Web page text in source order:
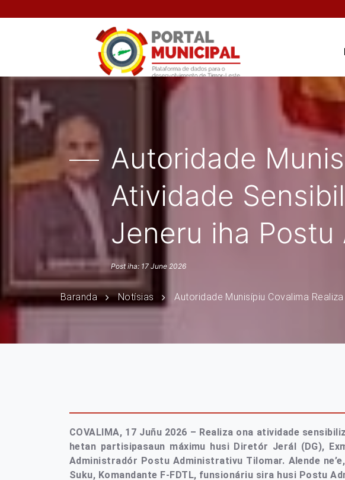
Autoridade
Atividade
Jeneru iha
Post iha: 17 June 2026
Baranda Notísias Autoridade Munisípiu Covalima
COVALIMA, 17 Juñu 2026 – Realiza ona atividade
hetan partisipasaun máximu husi Diretór Jerál (DG),
Administradór Postu Administrativu Tilomar. Alende
Suku, Komandante F-FDTL, funsionáriu sira husi Postu